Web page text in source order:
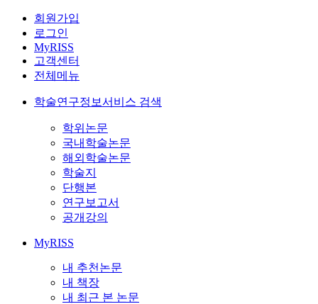
회원가입
로그인
MyRISS
고객센터
전체메뉴
학술연구정보서비스 검색
학위논문
국내학술논문
해외학술논문
학술지
단행본
연구보고서
공개강의
MyRISS
내 추천논문
내 책장
내 최근 본 논문